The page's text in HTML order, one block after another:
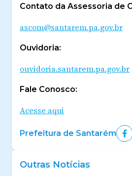
Contato da Assessoria de
ascom@santarem.pa.gov.br
Ouvidoria:
ouvidoria.santarem.pa.gov.br
Fale Conosco:
Acesse aqui
Prefeitura de Santarém
Outras Notícias